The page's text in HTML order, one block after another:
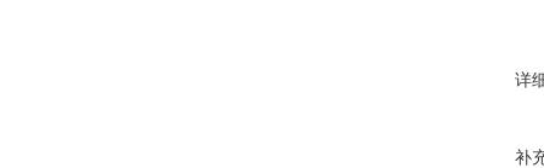
详
补